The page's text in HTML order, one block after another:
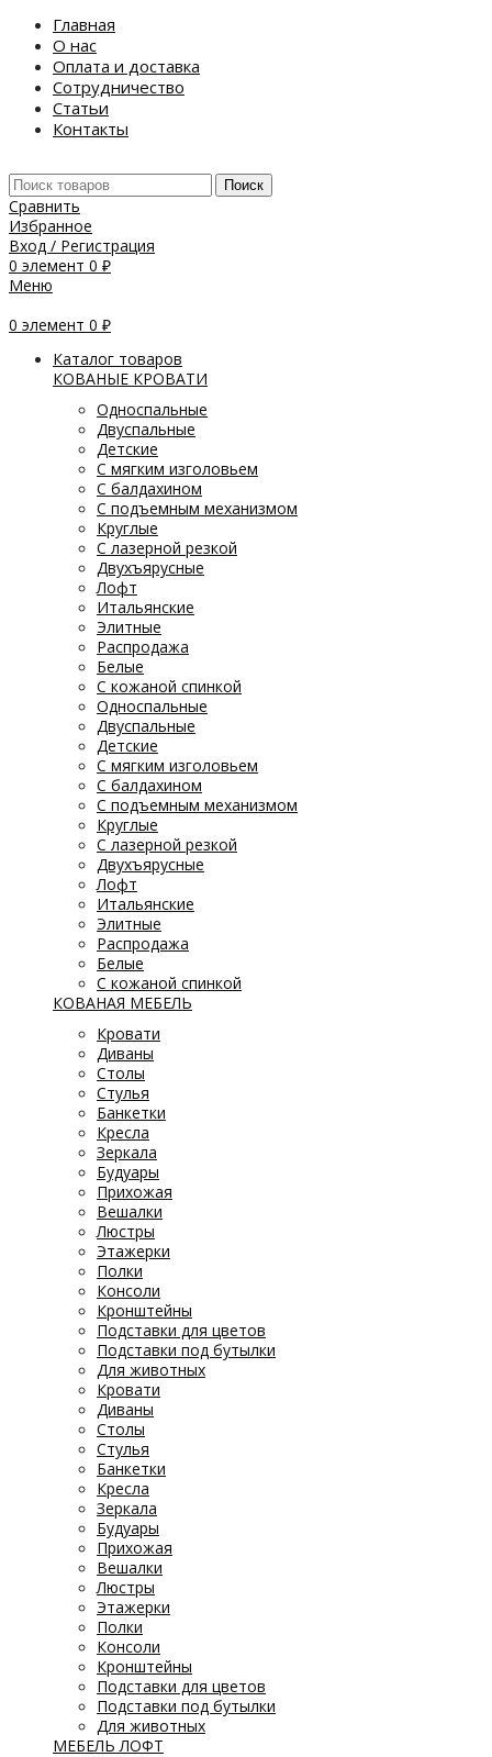
Главная
О нас
Оплата и доставка
Сотрудничество
Статьи
Контакты
Поиск
Сравнить
Избранное
Вход / Регистрация
0 элемент 0 ₽
Меню
0 элемент 0 ₽
Каталог товаров
КОВАНЫЕ КРОВАТИ
Односпальные
Двуспальные
Детские
С мягким изголовьем
С балдахином
С подъемным механизмом
Круглые
С лазерной резкой
Двухъярусные
Лофт
Итальянские
Элитные
Распродажа
Белые
С кожаной спинкой
Односпальные
Двуспальные
Детские
С мягким изголовьем
С балдахином
С подъемным механизмом
Круглые
С лазерной резкой
Двухъярусные
Лофт
Итальянские
Элитные
Распродажа
Белые
С кожаной спинкой
КОВАНАЯ МЕБЕЛЬ
Кровати
Диваны
Столы
Стулья
Банкетки
Кресла
Зеркала
Будуары
Прихожая
Вешалки
Люстры
Этажерки
Полки
Консоли
Кронштейны
Подставки для цветов
Подставки под бутылки
Для животных
Кровати
Диваны
Столы
Стулья
Банкетки
Кресла
Зеркала
Будуары
Прихожая
Вешалки
Люстры
Этажерки
Полки
Консоли
Кронштейны
Подставки для цветов
Подставки под бутылки
Для животных
МЕБЕЛЬ ЛОФТ